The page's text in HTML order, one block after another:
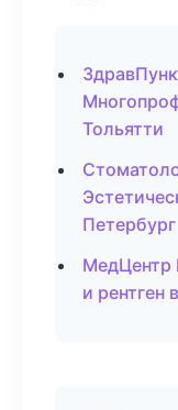
Тольятти
Петербург
МедЦентр
и рентген